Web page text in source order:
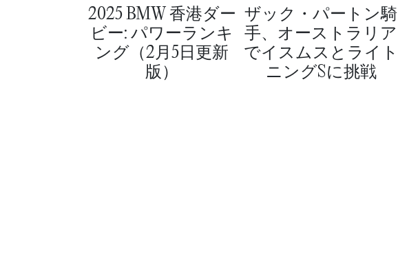
2025 BMW 香港ダー
ビー: パワーランキ
ング（2月5日更新
版）
ザック・パートン騎
手、オーストラリア
でイスムスとライト
ニングSに挑戦